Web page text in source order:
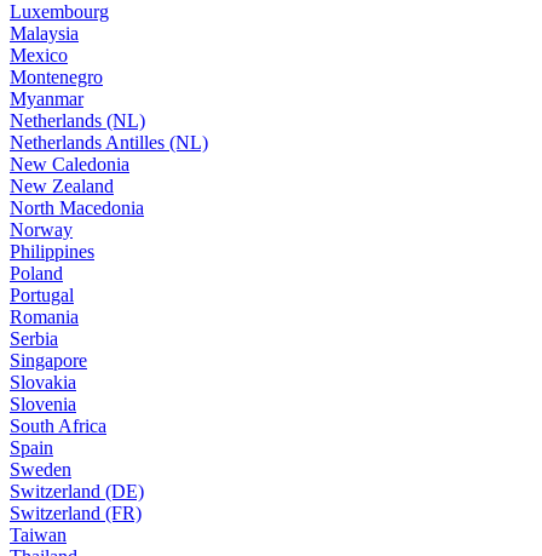
Luxembourg
Malaysia
Mexico
Montenegro
Myanmar
Netherlands (NL)
Netherlands Antilles (NL)
New Caledonia
New Zealand
North Macedonia
Norway
Philippines
Poland
Portugal
Romania
Serbia
Singapore
Slovakia
Slovenia
South Africa
Spain
Sweden
Switzerland (DE)
Switzerland (FR)
Taiwan